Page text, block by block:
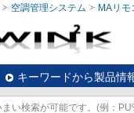
空調管理システム MAリモ
キーワードから製品情